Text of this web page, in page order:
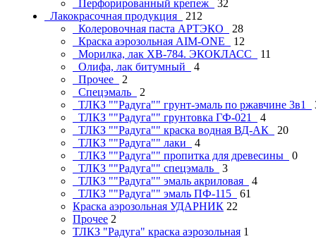
Перфорированный крепеж
32
Лакокрасочная продукция
212
Колеровочная паста АРТЭКО
28
Краска аэрозольная AIM-ONE
12
Морилка, лак ХВ-784. ЭКОКЛАСС
11
Олифа, лак битумный
4
Прочее
2
Спецэмаль
2
ТЛКЗ ""Радуга"" грунт-эмаль по ржавчине 3в1
ТЛКЗ ""Радуга"" грунтовка ГФ-021
4
ТЛКЗ ""Радуга"" краска водная ВД-АК
20
ТЛКЗ ""Радуга"" лаки
4
ТЛКЗ ""Радуга"" пропитка для древесины
0
ТЛКЗ ""Радуга"" спецэмаль
3
ТЛКЗ ""Радуга"" эмаль акриловая
4
ТЛКЗ ""Радуга"" эмаль ПФ-115
61
Краска аэрозольная УДАРНИК 22
Прочее 2
ТЛКЗ "Радуга" краска аэрозольная 1